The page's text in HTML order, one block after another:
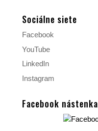
Sociálne siete
Facebook
YouTube
LinkedIn
Instagram
Facebook nástenka